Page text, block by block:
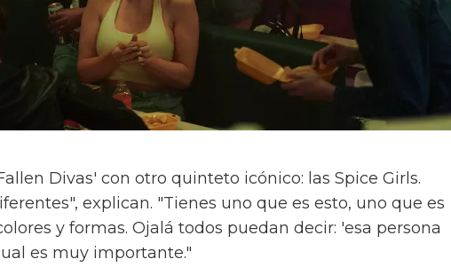
Divas' con otro quinteto icónico: las Spice Girls.
explican. "Tienes uno que es esto, uno que es
y formas. Ojalá todos puedan decir: 'esa persona
es muy importante."